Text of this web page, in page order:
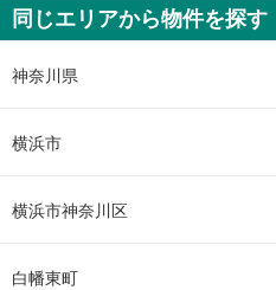
同じエリアから物件を探す
神奈川県
横浜市
横浜市神奈川区
白幡東町